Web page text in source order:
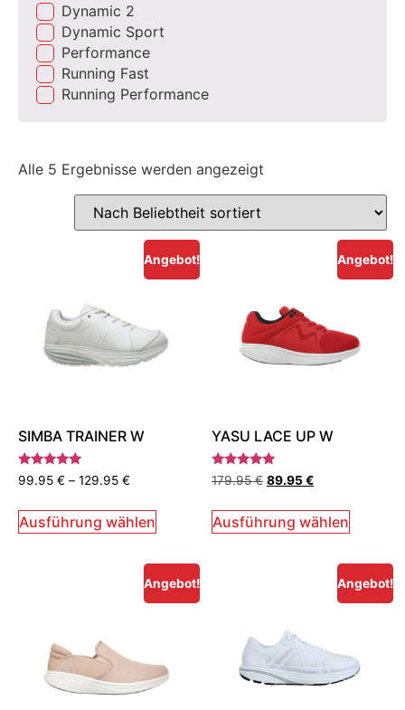
Dynamic 2
Dynamic Sport
Performance
Running Fast
Running Performance
Alle 5 Ergebnisse werden angezeigt
Angebot!
SIMBA TRAINER W
Bewertet
mit
von 5
99.95 € – 129.95 €
Ausführung wählen
Angebot!
YASU LACE UP W
Bewertet
mit
von 5
179.95€ 89.95€
Ausführung wählen
Angebot! Angebot!